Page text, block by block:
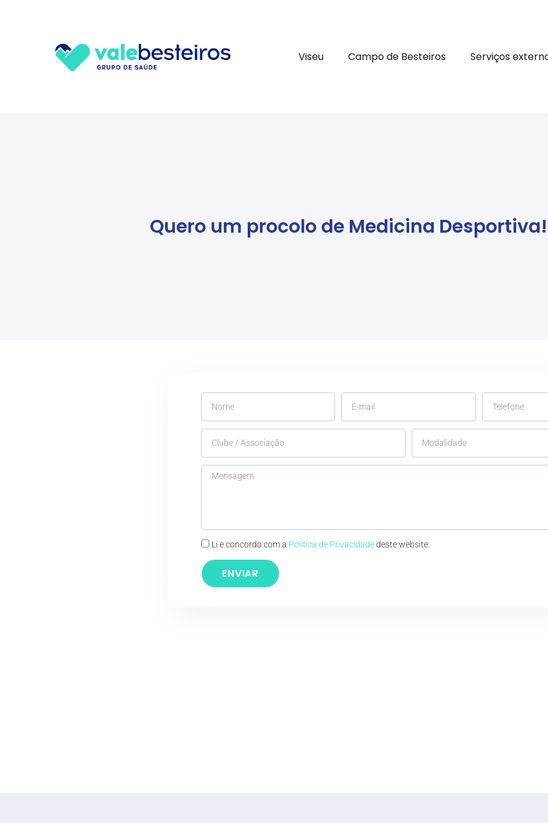
Viseu Campo de Besteiros Serviços
Quero um procolo de Medicina Desportiva!
Li e concordo com a Política de Privacidadedeste website.
ENVIAR